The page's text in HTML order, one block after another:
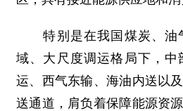
特别是在我国煤炭、油
域、大尺度调运格局下，
运、西气东输、海油内送以
送通道，肩负着保障能源资